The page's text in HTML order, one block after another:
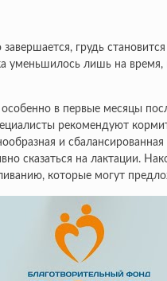
грудь
лишь на
в первые месяцы
рекомендуют
и
сказаться на лактации.
которые могут